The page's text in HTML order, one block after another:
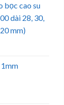
bọc cao su
dài 28, 30,
mm)